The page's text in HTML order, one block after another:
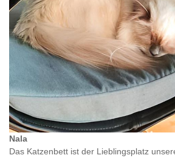
Nala
Das Katzenbett ist der Lieblingsplatz